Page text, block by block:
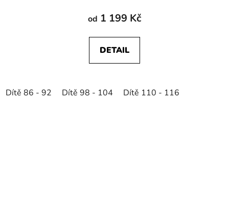
od 1 199 Kč
DETAIL
Dítě 86 - 92 Dítě 98 - 104 Dítě 110 - 116